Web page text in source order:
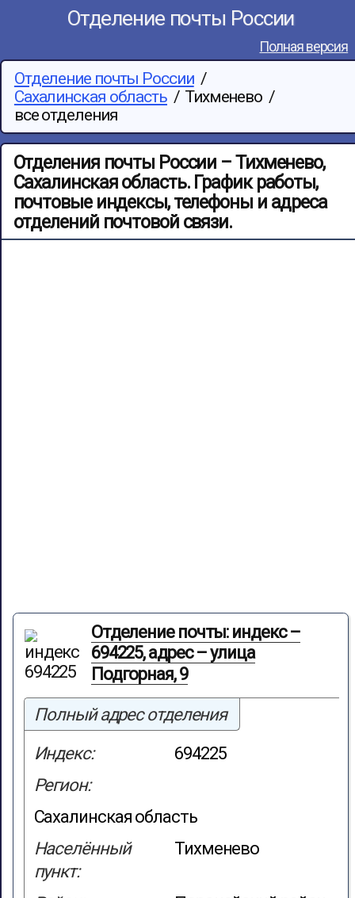
Отделение почты России
Полная версия
Отделение почты России /
Сахалинская область / Тихменево /
все отделения
Отделения почты России – Тихменево,
Сахалинская область. График работы,
почтовые индексы, телефоны и адреса
отделений почтовой связи.
Отделение почты: индекс –
694225, адрес – улица
Подгорная, 9
Полный адрес отделения
Индекс:
694225
Регион:
Сахалинская область
Населённый
пункт:
Тихменево